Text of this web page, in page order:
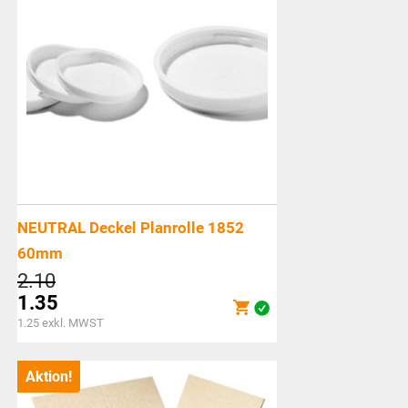
NEUTRAL Deckel Planrolle 1852
60mm
2.10Ursprünglicher
Preis
war:
1.35
Aktueller
ist:
CHF1.35.
1.25 exkl. MWST
Aktion!